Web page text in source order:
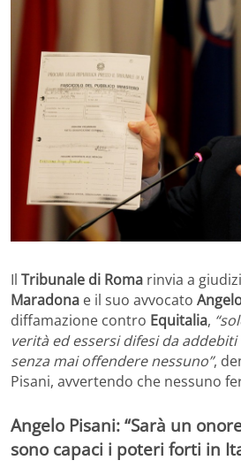
Il Tribunale di Roma rinvia a
Maradona e il suo avvocato
diffamazione contro Equitalia,
verità ed essersi difesi da
senza mai offendere nessuno”,
Pisani, avvertendo che nessuno
Angelo Pisani: “Sarà un
sono capaci i poteri forti in